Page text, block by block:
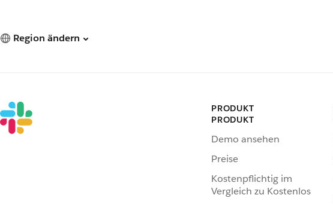
Region ändern
PRODUKT
PRODUKT
Demo ansehen
Preise
Kostenpflichtig im
Vergleich zu Kostenlos